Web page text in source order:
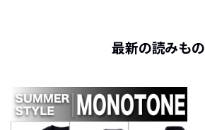
最新の読みもの